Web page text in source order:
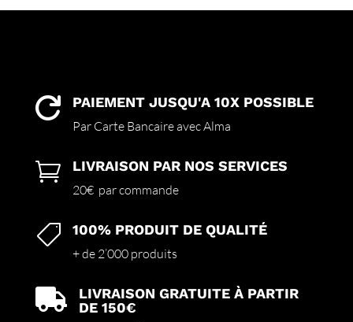
choisies
la
du
 PAIEMENT JUSQU'A 10X POSSIBLE
Par Carte Bancaire avec Alma
 LIVRAISON PAR NOS SERVICES
20€ par commande
 100% PRODUIT DE QUALITÉ
+ de 2’000 produits

LIVRAISON GRATUITE À PARTIR
DE 150€